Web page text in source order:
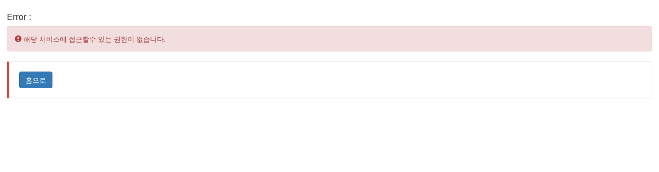
Error :
Error:
해당 서비스에 접근할수 있는 권한이 없습니다.
홈으로